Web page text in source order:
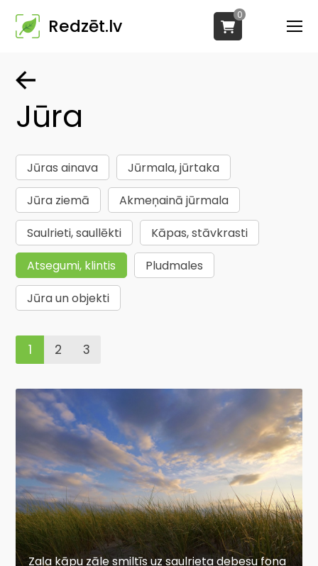
Redzēt.lv
0
Jūra
Jūras ainava
Jūrmala, jūrtaka
Jūra ziemā
Akmeņainā jūrmala
Saulrieti, saullēkti
Kāpas, stāvkrasti
Atsegumi, klintis
Pludmales
Jūra un objekti
1 2 3
Zaļa kāpu zāle smiltīs uz saulrieta debesu fona